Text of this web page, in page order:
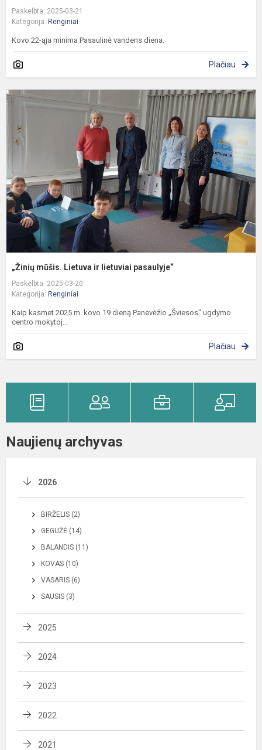
Paskelbta: 2025-03-21
Kategorija: Renginiai
Kovo 22-ąja minima Pasaulinė vandens diena.
Plačiau
„Žinių mūšis. Lietuva ir lietuviai pasaulyje“
Paskelbta: 2025-03-20
Kategorija: Renginiai
Kaip kasmet 2025 m. kovo 19 dieną Panevėžio „Šviesos“ ugdymo
centro mokytoj...
Plačiau
Naujienų archyvas
2026
BIRŽELIS (2)
GEGUŽĖ (14)
BALANDIS (11)
KOVAS (10)
VASARIS (6)
SAUSIS (3)
2025
2024
2023
2022
2021